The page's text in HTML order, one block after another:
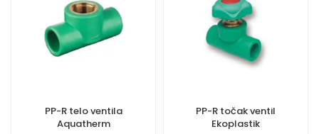
PP-R telo ventila
Aquatherm
PP-R točak ventil
Ekoplastik